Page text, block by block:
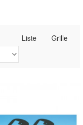
Liste Grille